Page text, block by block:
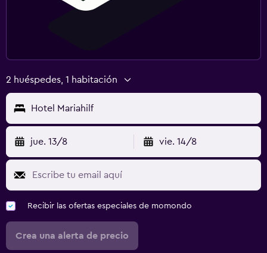
2 huéspedes, 1 habitación
Hotel Mariahilf
jue. 13/8 vie. 14/8
Recibir las ofertas especiales de momondo
Crea una alerta de precio